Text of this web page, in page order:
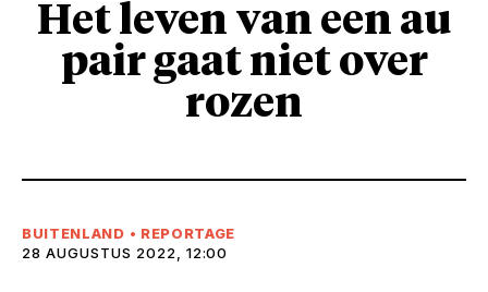
Het leven van een au
pair gaat niet over
rozen
BUITENLAND • REPORTAGE
28 AUGUSTUS 2022, 12:00